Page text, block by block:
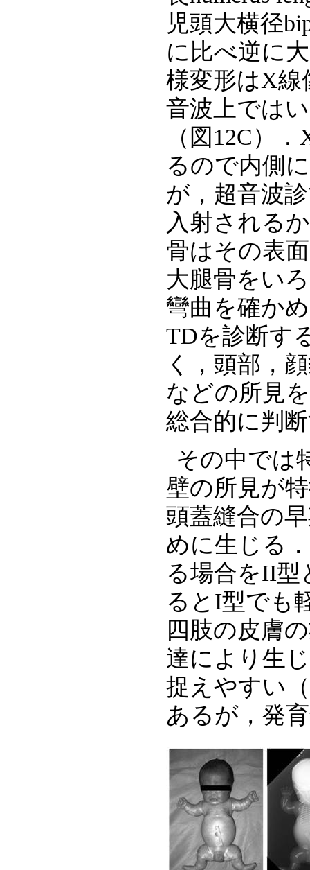
児頭大横径
に比べ逆に
様変形はX線
音波上では
（図12C）
るので内側
が，超音波
入射される
骨はその表
大腿骨をい
彎曲を確か
TDを診断す
く，頭部，
などの所見
総合的に判
その中では
壁の所見が
頭蓋縫合の
めに生じる
る場合をII型
るとI型でも
四肢の皮膚
達により生
捉えやすい
あるが，発